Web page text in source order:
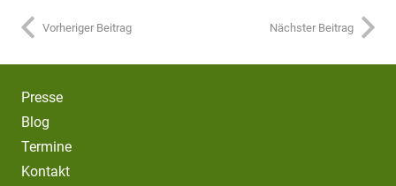
Vorheriger Beitrag Nächster Beitrag
Presse
Blog
Termine
Kontakt